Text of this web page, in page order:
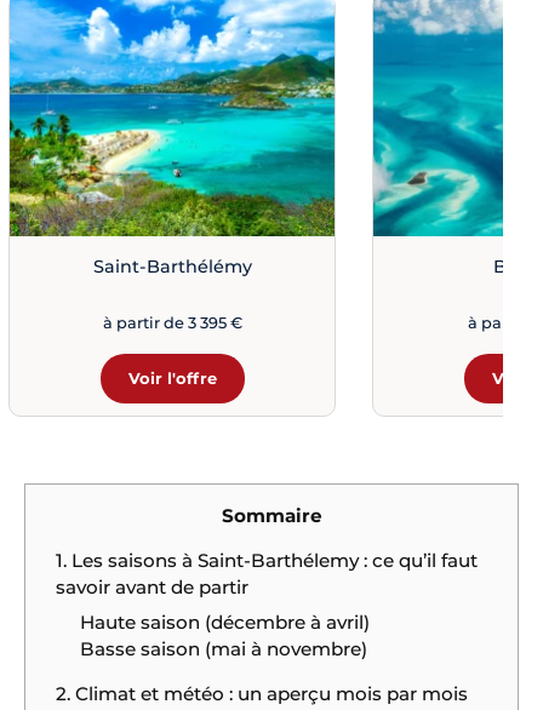
Saint-Barthélémy
à partir de 3 395 €
Voir l'offre
à partir
Voir
Sommaire
1. Les saisons à Saint-Barthélemy : ce qu’il faut
savoir avant de partir
Haute saison (décembre à avril)
Basse saison (mai à novembre)
2. Climat et météo : un aperçu mois par mois